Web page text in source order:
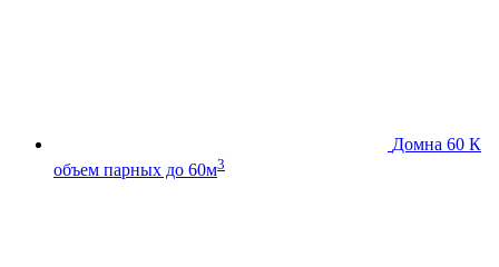
Домна 60 К
объем парных до 60м3